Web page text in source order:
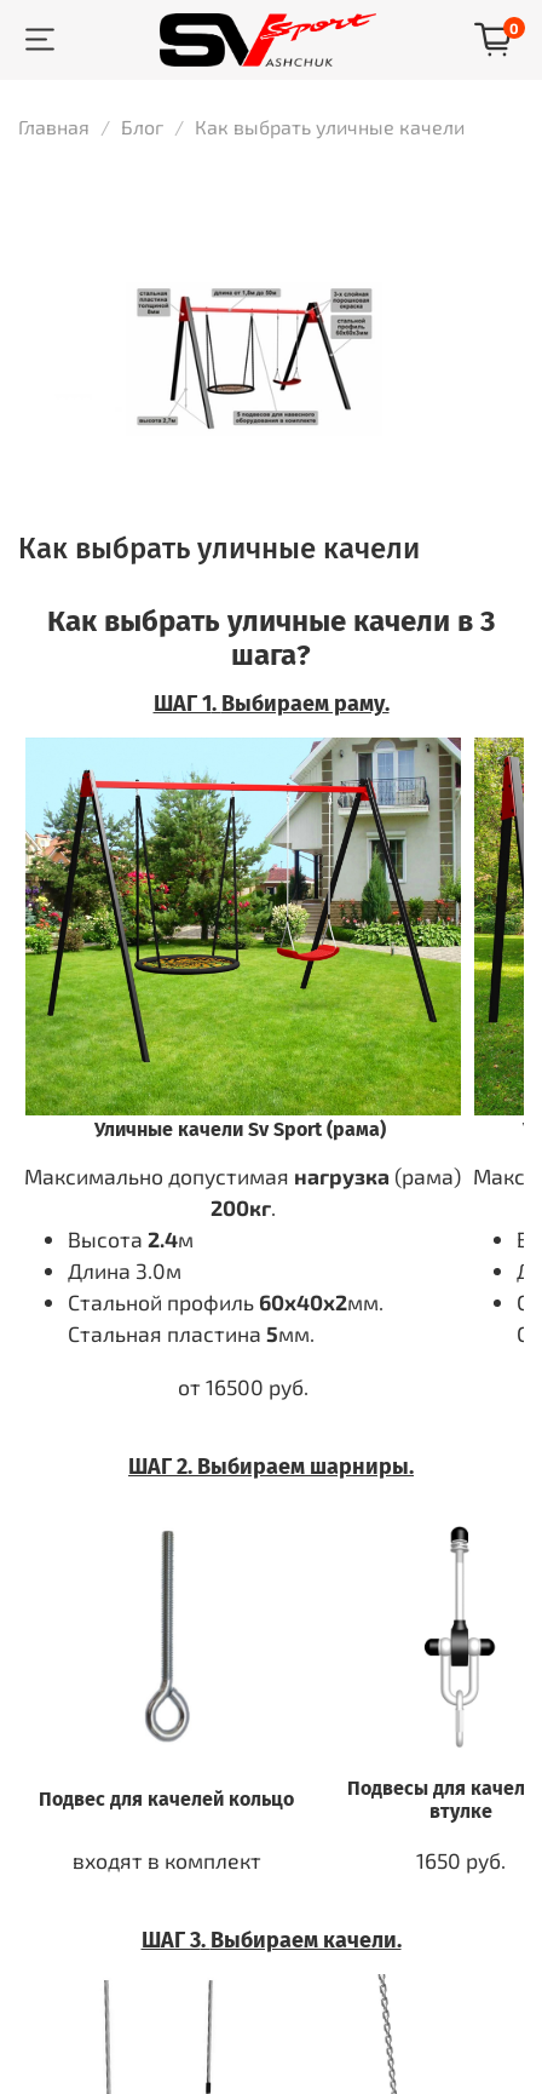
0
Главная Блог Как выбрать уличные качели
Как выбрать уличные качели
Как выбрать уличные качели в 3
шага?
ШАГ 1. Выбираем раму.
Уличные качели Sv Sport (рама)
Максимально допустимая нагрузка (рама)
200кг.
Высота 2.4м
Длина 3.0м
Стальной профиль 60х40х2мм.
Стальная пластина 5мм.
от 16500 руб.
ШАГ 2. Выбираем шарниры.
Подвес для качелей кольцо
Подвесы для
втулке
входят в комплект 1650 руб.
ШАГ 3. Выбираем качели.